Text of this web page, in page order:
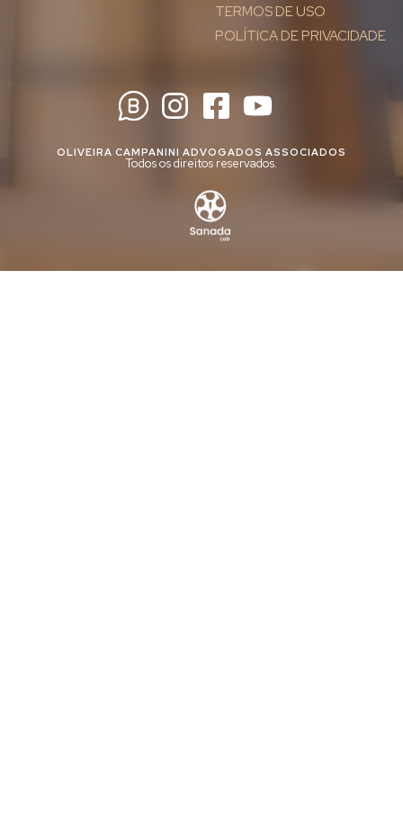
TERMOS DE USO
POLÍTICA DE PRIVACIDADE
OLIVEIRA CAMPANINI ADVOGADOS ASSOCIADOS
Todos os direitos reservados.